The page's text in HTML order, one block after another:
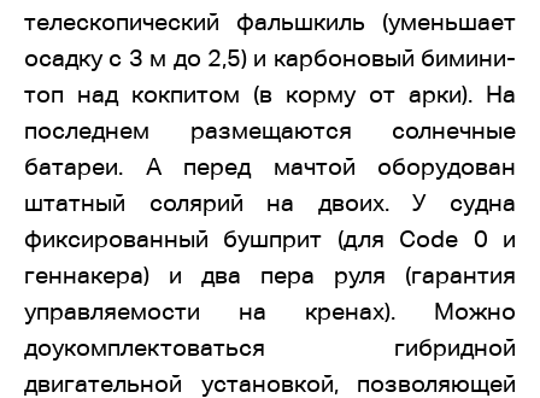
телескопический фальшкиль (уменьшает
осадку с 3 м до 2,5) и карбоновый бимини-
топ над кокпитом (в корму от арки). На
последнем размещаются солнечные
батареи. А перед мачтой оборудован
штатный солярий на двоих. У судна
фиксированный бушприт (для Code 0 и
геннакера) и два пера руля (гарантия
управляемости на кренах). Можно
доукомплектоваться гибридной
двигательной установкой, позволяющей